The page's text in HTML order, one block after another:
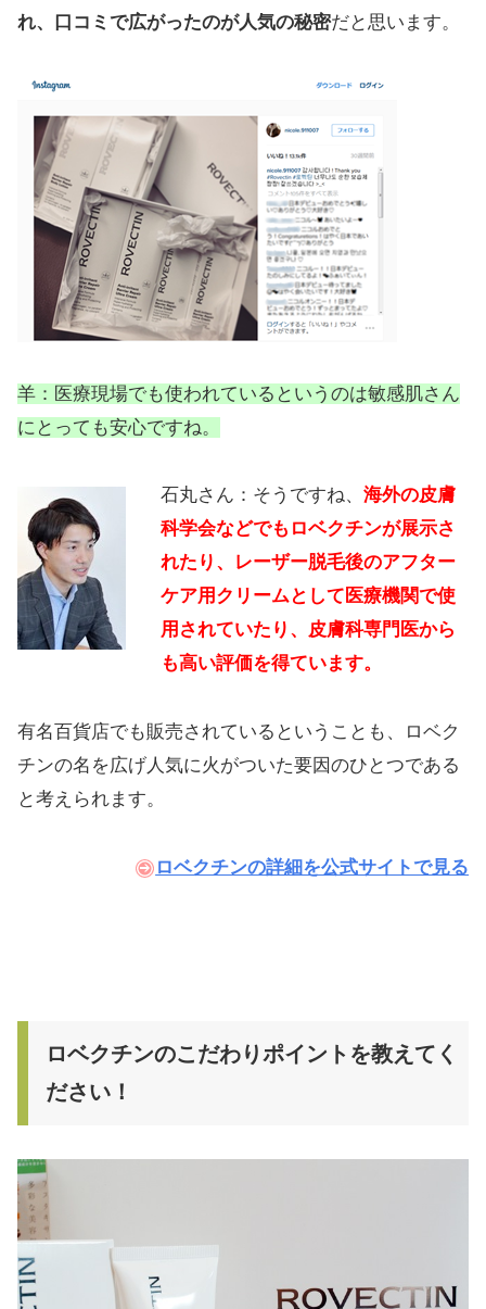
れ、口コミで広がったのが人気の秘密だと思います。
羊：医療現場でも使われているというのは敏感肌さん
にとっても安心ですね。
石丸さん：そうですね、 海外の皮膚
科学会などでもロベクチンが展示さ
れたり、レーザー脱毛後のアフター
ケア用クリームとして医療機関で使
用されていたり、皮膚科専門医から
も高い評価を得ています。
有名百貨店でも販売されているということも、ロベク
チンの名を広げ人気に火がついた要因のひとつである
と考えられます。
ロベクチンの詳細を公式サイトで見る
ロベクチンのこだわりポイントを教えてく
ださい！